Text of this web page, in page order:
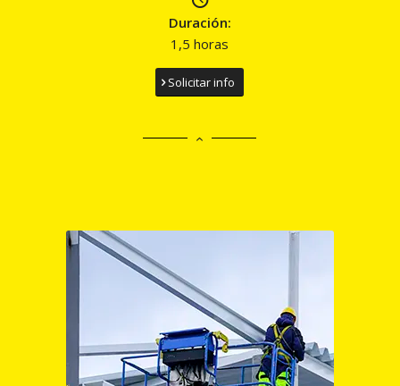
Duración:
1,5 horas
Solicitar info